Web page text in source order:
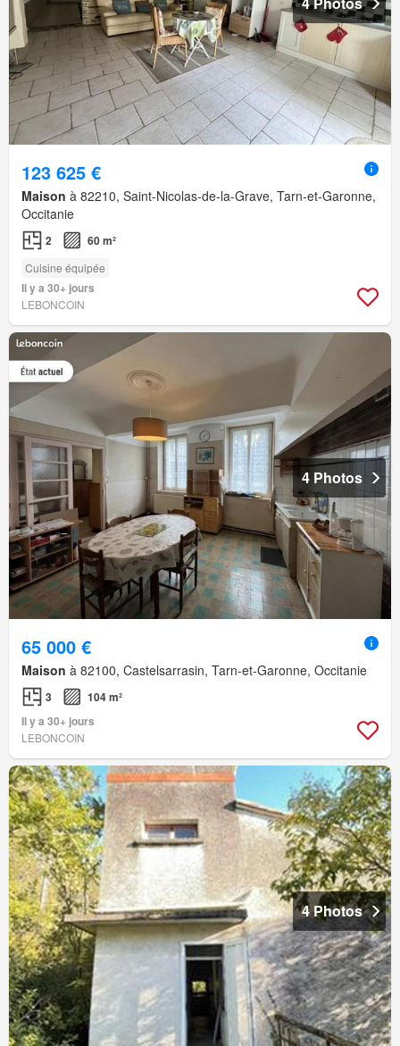
123 625 €
Maison à 82210, Saint-Nicolas-de-la-Grave, Tarn-et-Garonne,
Occitanie
2 60 m²
Cuisine équipée
Il y a 30+ jours
LEBONCOIN
4 Photos
65 000 €
Maison à 82100, Castelsarrasin, Tarn-et-Garonne, Occitanie
3
104 m²
Il y a 30+ jours
LEBONCOIN
4 Photos